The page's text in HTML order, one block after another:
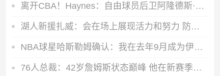
离开CBA！Haynes：自由球员后卫阿隆德斯·威廉姆斯签约奇才
湖人新援扎威：会在场上展现活力和努力 防守对方最好的球员
NBA球星哈斯勒姆确认：我在去年9月成为伊普斯维奇少数股东
76人总裁：42岁詹姆斯状态巅峰 他在新赛季能打出MVP级别的表现